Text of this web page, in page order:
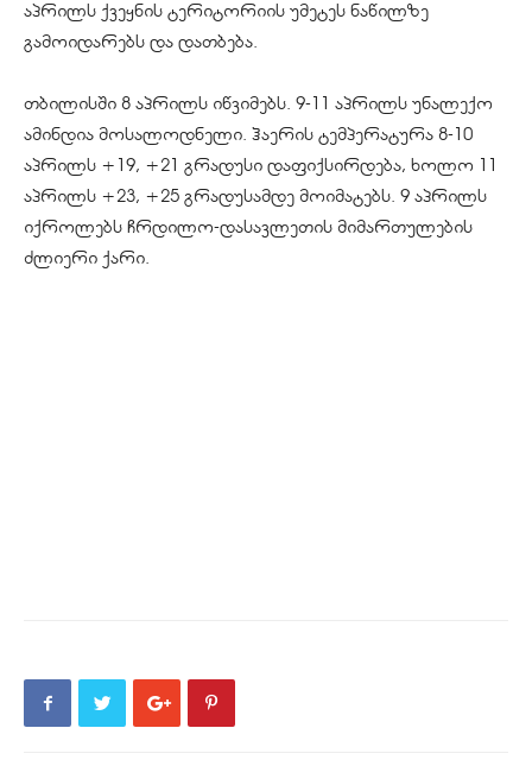
აპრილს ქვეყნის ტერიტორიის უმეტეს ნაწილზე
გამოიდარებს და დათბება.
თბილისში 8 აპრილს იწვიმებს. 9-11 აპრილს უნალექო
ამინდია მოსალოდნელი. ჰაერის ტემპერატურა 8-10
აპრილს +19, +21 გრადუსი დაფიქსირდება, ხოლო 11
აპრილს +23, +25 გრადუსამდე მოიმატებს. 9 აპრილს
იქროლებს ჩრდილო-დასავლეთის მიმართულების
ძლიერი ქარი.